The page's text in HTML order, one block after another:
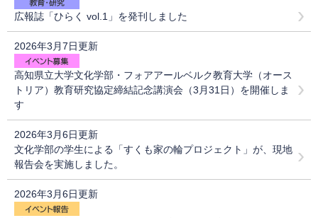
広報誌「ひらく vol.1」を発刊しました
2026年3月7日更新
高知県立大学文化学部・フォアアールベルク教育大学（オース
トリア）教育研究協定締結記念講演会（3月31日）を開催しま
す
2026年3月6日更新
文化学部の学生による「すくも家の輪プロジェクト」が、現地
報告会を実施しました。
2026年3月6日更新